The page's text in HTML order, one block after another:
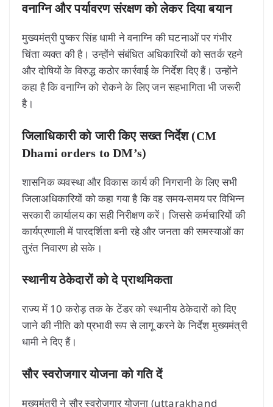
वनाग्नि और पर्यावरण संरक्षण को लेकर दिया बयान
मुख्यमंत्री पुष्कर सिंह धामी ने वनाग्नि की घटनाओं पर गंभीर
चिंता व्यक्त की है। उन्होंने संबंधित अधिकारियों को सतर्क रहने
और दोषियों के विरुद्ध कठोर कार्रवाई के निर्देश दिए हैं। उन्होंने
कहा है कि वनाग्नि को रोकने के लिए जन सहभागिता भी जरूरी
है।
जिलाधिकारी को जारी किए सख्त निर्देश (CM
Dhami orders to DM’s)
शासनिक व्यवस्था और विकास कार्य की निगरानी के लिए सभी
जिलाअधिकारियों को कहा गया है कि वह समय-समय पर विभिन्न
सरकारी कार्यालय का सही निरीक्षण करें। जिससे कर्मचारियों की
कार्यप्रणाली में पारदर्शिता बनी रहे और जनता की समस्याओं का
तुरंत निवारण हो सके।
स्थानीय ठेकेदारों को दे प्राथमिकता
राज्य में 10 करोड़ तक के टेंडर को स्थानीय ठेकेदारों को दिए
जाने की नीति को प्रभावी रूप से लागू करने के निर्देश मुख्यमंत्री
धामी ने दिए हैं।
सौर स्वरोजगार योजना को गति दें
मुख्यमंत्री ने सौर स्वरोजगार योजना (uttarakhand